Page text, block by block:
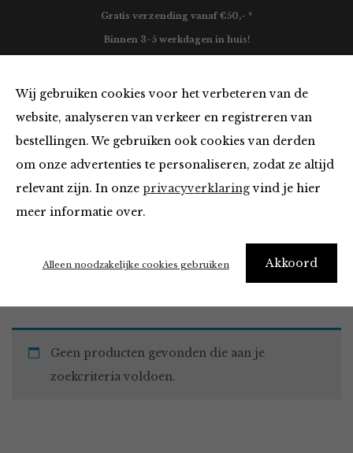
Wij gebruiken cookies voor het verbeteren van de
website, analyseren van verkeer en registreren van
bestellingen. We gebruiken ook cookies van derden
om onze advertenties te personaliseren, zodat ze altijd
relevant zijn. In onze privacyverklaringvind je hier
meer informatie over.
Akkoord
Alleen noodzakelijke cookies gebruiken
Gratis verzending vanaf €50,- *
Binnen 3-5 werkdagen in huis!
Broeken en Jumpsuits
Home Winkel Kleding Broeken en Jumpsuits
Geen producten gevonden die aan je
zoekcriteria voldoen.